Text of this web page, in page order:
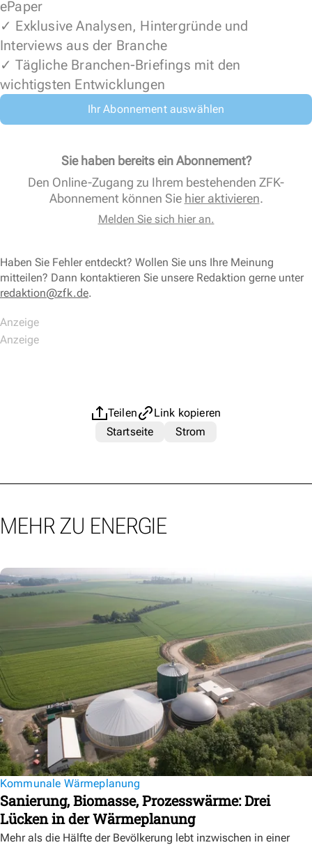
ePaper
✓ Exklusive Analysen, Hintergründe und
Interviews aus der Branche
✓ Tägliche Branchen-Briefings mit den
wichtigsten Entwicklungen
Ihr Abonnement auswählen
Sie haben bereits ein Abonnement?
Den Online-Zugang zu Ihrem bestehenden ZFK-
Abonnement können Sie hier aktivieren.
Melden Sie sich hier an.
Haben Sie Fehler entdeckt? Wollen Sie uns Ihre Meinung
mitteilen? Dann kontaktieren Sie unsere Redaktion gerne unter
redaktion@zfk.de.
Teilen
Link kopieren
Startseite
Strom
MEHR ZU ENERGIE
Kommunale Wärmeplanung
Sanierung, Biomasse, Prozesswärme: Drei
Lücken in der Wärmeplanung
Mehr als die Hälfte der Bevölkerung lebt inzwischen in einer